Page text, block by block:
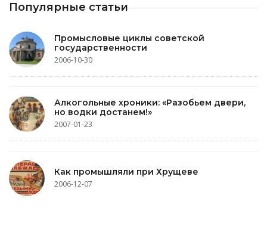
Популярные статьи
Промысловые циклы советской
государственности
2006-10-30
Алкогольные хроники: «Разобьем двери,
но водки достанем!»
2007-01-23
Как промышляли при Хрущеве
2006-12-07